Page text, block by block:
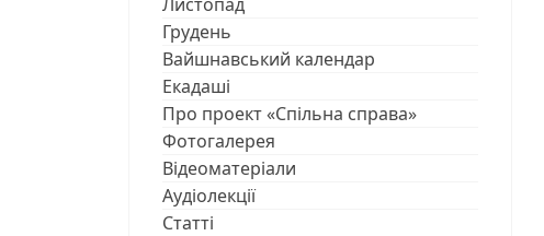
Грудень
Вайшнавський календар
Екадаші
Про проект «Спільна справа»
Фотогалерея
Відеоматеріали
Аудіолекції
Статті